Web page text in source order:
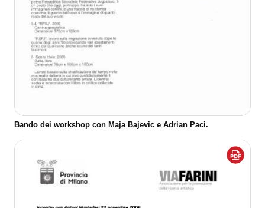
Bando dei workshop con Maja Bajevic e Adrian Paci.